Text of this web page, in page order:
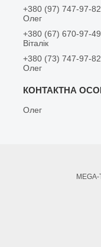
+380 (97) 747-97-82
Олег
+380 (67) 670-97-49
Віталік
+380 (73) 747-97-82
Олег
Олег